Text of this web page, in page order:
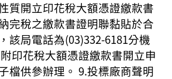
質開立印花稅大額憑證繳款書
完稅之繳款書證明聯黏貼於合
該局電話為(03)332-6181分機
印花稅大額憑證繳款書開立申
檔供參辦理。 9.投標廠商聲明